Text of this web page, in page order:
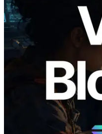
Validators
Analyzer'ı
Üretim Süresi ve
Görselleştirmesi
Bu makaleyi oku
Daha fazla yükle